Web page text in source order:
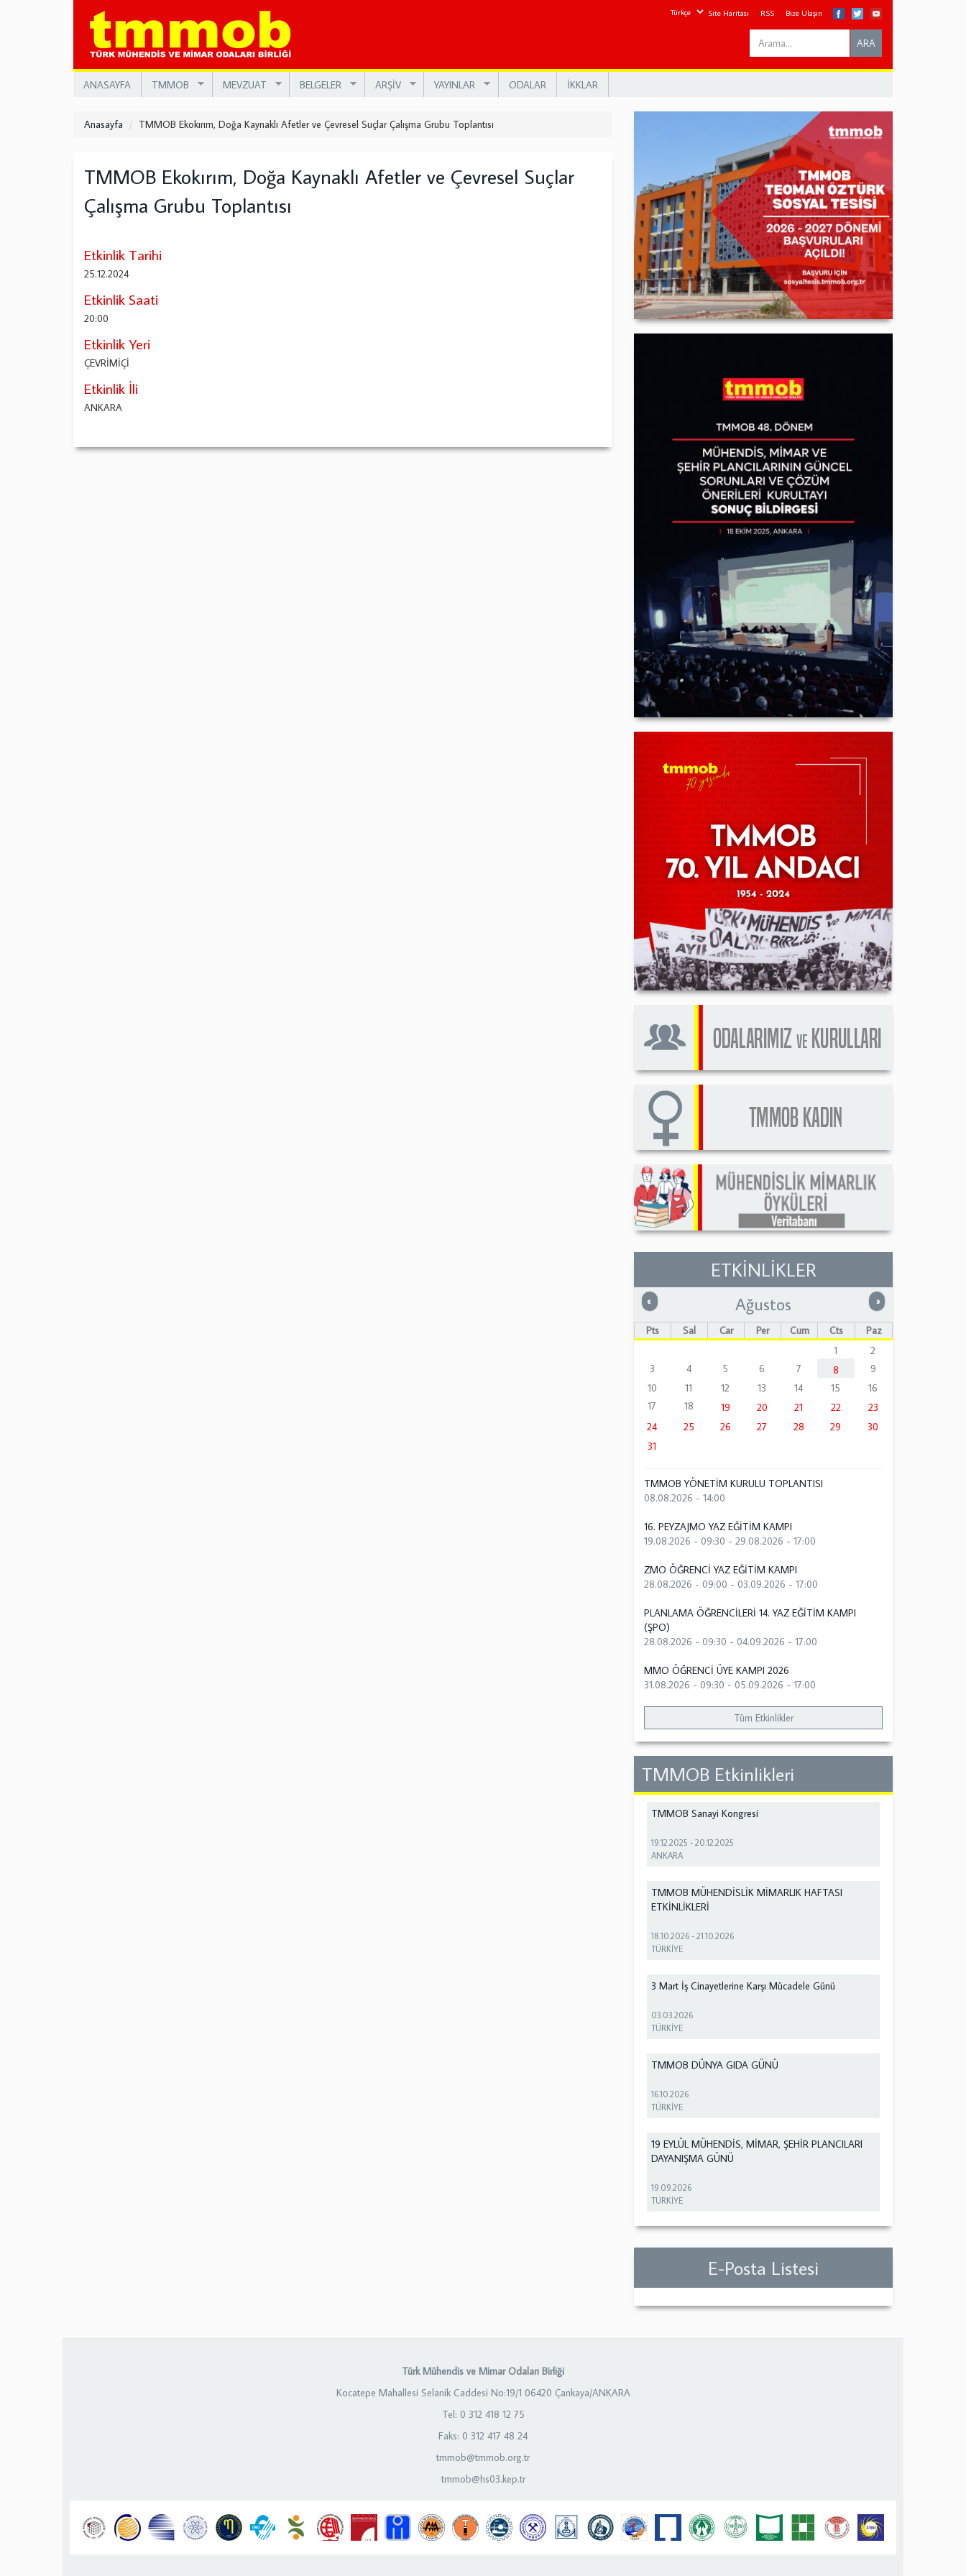
Site Haritası RSS Bize Ulaşın
Search
this
ARA
ANASAYFA TMMOB MEVZUAT BELGELER ARŞİV YAYINLAR ODALAR İKKLAR
Anasayfa TMMOB Ekokırım, Doğa Kaynaklı Afetler ve Çevresel Suçlar Çalışma Grubu Toplantısı
TMMOB Ekokırım, Doğa Kaynaklı Afetler ve Çevresel Suçlar
Çalışma Grubu Toplantısı
Etkinlik Tarihi
25.12.2024
Etkinlik Saati
20:00
Etkinlik Yeri
ÇEVRİMİÇİ
Etkinlik İli
ANKARA
ETKİNLİKLER
« Önceki »Sonraki
Ağustos
Pts Sal Çar Per Cum Cts
Paz
1
2
3
4 5 6 7 8
9
10
11 12 13 14 15
16
17
18 19 20 21 22
23
24
25 26 27 28 29
30
31
TMMOB YÖNETİM KURULU TOPLANTISI
08.08.2026 - 14:00
16. PEYZAJMO YAZ EĞİTİM KAMPI
19.08.2026 - 09:30 -29.08.2026 - 17:00
ZMO ÖĞRENCİ YAZ EĞİTİM KAMPI
28.08.2026 - 09:00 -03.09.2026 - 17:00
PLANLAMA ÖĞRENCİLERİ 14. YAZ EĞİTİM KAMPI
(ŞPO)
28.08.2026 - 09:30 -04.09.2026 - 17:00
MMO ÖĞRENCİ ÜYE KAMPI 2026
31.08.2026 - 09:30 -05.09.2026 - 17:00
Tüm Etkinlikler
TMMOB Etkinlikleri
TMMOB Sanayi Kongresi
19.12.2025 -20.12.2025
ANKARA
TMMOB MÜHENDİSLİK MİMARLIK HAFTASI
ETKİNLİKLERİ
18.10.2026 -21.10.2026
TÜRKİYE
3 Mart İş Cinayetlerine Karşı Mücadele Günü
03.03.2026
TÜRKİYE
TMMOB DÜNYA GIDA GÜNÜ
16.10.2026
TÜRKİYE
19 EYLÜL MÜHENDİS, MİMAR, ŞEHİR PLANCILARI
DAYANIŞMA GÜNÜ
19.09.2026
TÜRKİYE
E-Posta Listesi
Türk Mühendis ve Mimar Odaları Birliği
Kocatepe Mahallesi Selanik Caddesi No:19/1 06420 Çankaya/ANKARA
Tel: 0 312 418 12 75
Faks: 0 312 417 48 24
tmmob@tmmob.org.tr
tmmob@hs03.kep.tr